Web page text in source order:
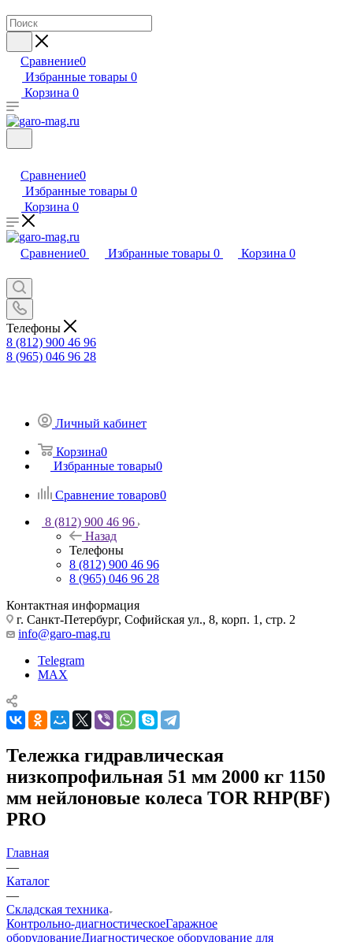
Сравнение0
Избранные товары 0
Корзина 0
Сравнение0
Избранные товары 0
Корзина 0
Сравнение0 Избранные товары 0 Корзина 0
Телефоны
8 (812) 900 46 96
8 (965) 046 96 28
Личный кабинет
Корзина0
Избранные товары0
Сравнение товаров0
8 (812) 900 46 96
Назад
Телефоны
8 (812) 900 46 96
8 (965) 046 96 28
Контактная информация
г. Санкт-Петербург, Софийская ул., 8, корп. 1, стр. 2
info@garo-mag.ru
Telegram
MAX
Тележка гидравлическая
низкопрофильная 51 мм 2000 кг 1150
мм нейлоновые колеса TOR RHP(BF)
PRO
Главная
—
Каталог
—
Складская техника
Контрольно-диагностическоеГаражное
оборудованиеДиагностическое оборудование для